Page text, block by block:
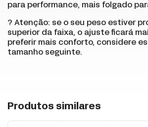
para performance, mais folgado
? Atenção: se o seu peso estiver
superior da faixa, o ajuste ficará
preferir mais conforto, considere
tamanho seguinte.
Produtos similares
+